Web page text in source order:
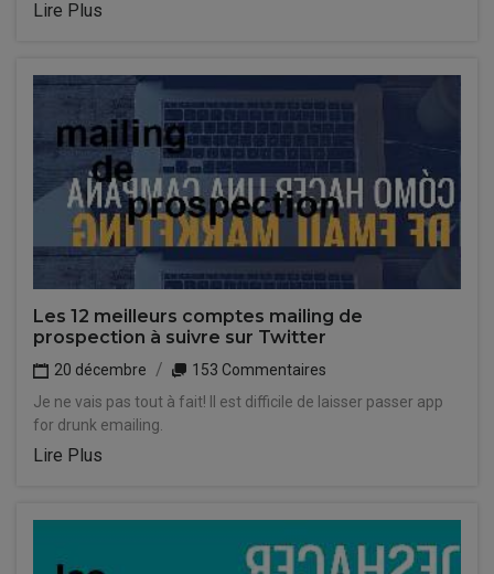
Lire Plus
Les 12 meilleurs comptes mailing de
prospection à suivre sur Twitter
20 décembre
153 Commentaires
Je ne vais pas tout à fait! Il est difficile de laisser passer app
for drunk emailing.
Lire Plus